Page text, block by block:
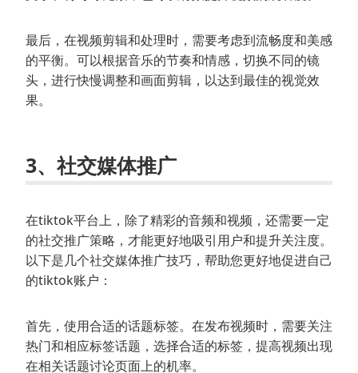
最后，在视频剪辑和处理时，需要考虑到流畅度和美感
的平衡。可以根据音乐的节奏和情感，切换不同的镜
头，进行快慢调整和画面剪辑，以达到最佳的视觉效
果。
3、社交媒体推广
在tiktok平台上，除了精彩的音频和视频，还需要一定
的社交推广策略，才能更好地吸引用户和提升关注度。
以下是几个社交媒体推广技巧，帮助您更好地促进自己
的tiktok账户：
首先，使用合适的话题标签。在发布视频时，需要关注
热门和相应标签话题，选择合适的标签，提高视频出现
在相关话题讨论页面上的机率。